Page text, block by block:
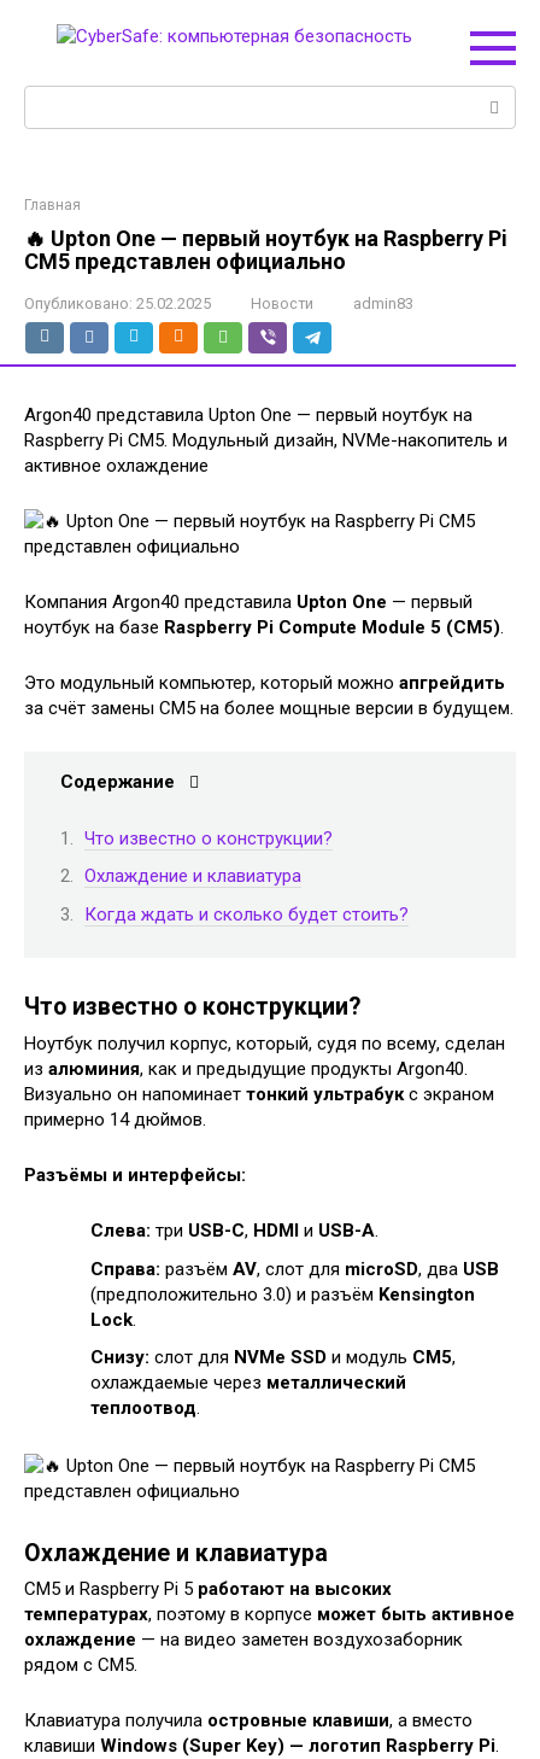
Главная
🔥 Upton One — первый ноутбук на Raspberry Pi
CM5 представлен официально
Опубликовано: 25.02.2025 Новости admin83
Argon40 представила Upton One — первый ноутбук на
Raspberry Pi CM5. Модульный дизайн, NVMe-накопитель и
активное охлаждение
Компания Argon40 представила Upton One — первый
ноутбук на базе Raspberry Pi Compute Module 5 (CM5).
Это модульный компьютер, который можно апгрейдить
за счёт замены CM5 на более мощные версии в будущем.
Содержание
Что известно о конструкции?
Охлаждение и клавиатура
Когда ждать и сколько будет стоить?
Что известно о конструкции?
Ноутбук получил корпус, который, судя по всему, сделан
из алюминия, как и предыдущие продукты Argon40.
Визуально он напоминает тонкий ультрабукс экраном
примерно 14 дюймов.
Разъёмы и интерфейсы:
Слева: три USB-C, HDMI и USB-A.
Справа: разъём AV, слот для microSD, два USB
(предположительно 3.0) и разъём Kensington
Lock.
Снизу: слот для NVMe SSD и модуль CM5,
охлаждаемые через металлический
теплоотвод.
Охлаждение и клавиатура
CM5 и Raspberry Pi 5 работают на высоких
температурах, поэтому в корпусе может быть активное
охлаждение — на видео заметен воздухозаборник
рядом с CM5.
Клавиатура получила островные клавиши, а вместо
клавиши Windows (Super Key) — логотип Raspberry Pi.